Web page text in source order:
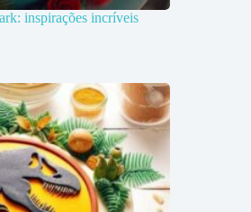
inspirações incríveis